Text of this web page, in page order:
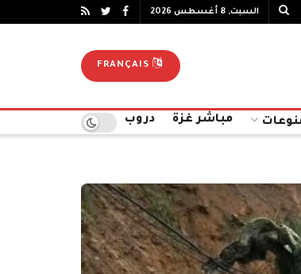
السبت, 8 أغسطس 2026
مباشر غزة دروب